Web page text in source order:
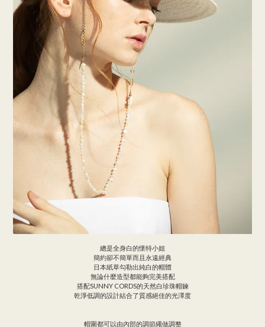
總是全身白的懷特小姐
簡約卻不簡單而且永遠經典
日本紙草勾勒出純白的帽體
無論什麼造型都能夠完美搭配
搭配SUNNY CORDS的天然白珍珠帽鍊
乾淨低調的設計結合了質感絕佳的光澤度
帽圍都可以由內部的調節繩做調整